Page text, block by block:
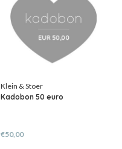
Klein & Stoer
Kadobon 50 euro
€50,00